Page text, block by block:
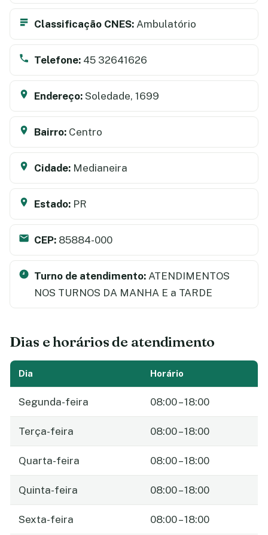
Classificação CNES: Ambulatório
Telefone: 45 32641626
Endereço: Soledade, 1699
Bairro: Centro
Cidade: Medianeira
Estado: PR
CEP: 85884-000
Turno de atendimento: ATENDIMENTOS
NOS TURNOS DA MANHA E a TARDE
Dias e horários de atendimento
Dia Horário
Segunda-feira 08:00 – 18:00
Terça-feira 08:00 – 18:00
Quarta-feira 08:00 – 18:00
Quinta-feira 08:00 – 18:00
Sexta-feira 08:00 – 18:00